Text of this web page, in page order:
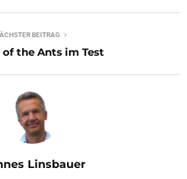
BEITRAG
of the Ants im Test
Linsbauer